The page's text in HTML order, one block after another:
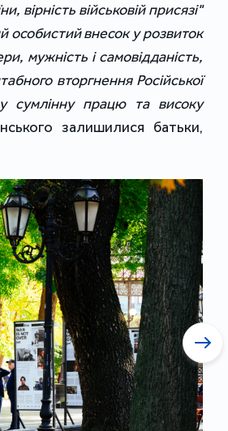
вірність військовій присязі"
особистий внесок у розвиток
мужність і самовідданість,
вторгнення Російської
сумлінну працю та високу
залишилися батьки,